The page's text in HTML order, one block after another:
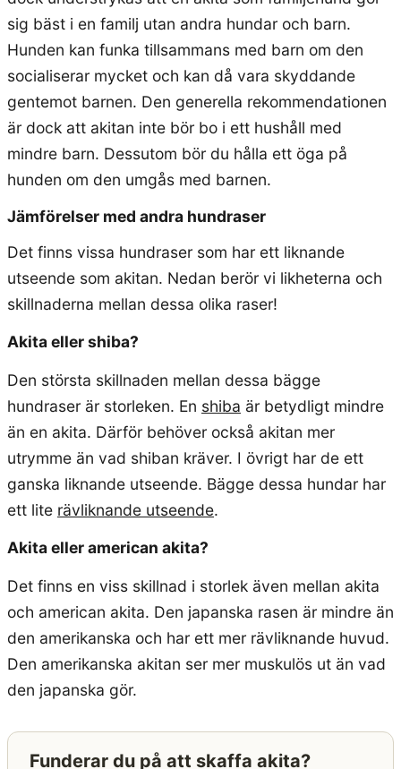
sig bäst i en familj utan andra hundar och barn.
Hunden kan funka tillsammans med barn om den
socialiserar mycket och kan då vara skyddande
gentemot barnen. Den generella rekommendationen
är dock att akitan inte bör bo i ett hushåll med
mindre barn. Dessutom bör du hålla ett öga på
hunden om den umgås med barnen.
Jämförelser med andra hundraser
Det finns vissa hundraser som har ett liknande
utseende som akitan. Nedan berör vi likheterna och
skillnaderna mellan dessa olika raser!
Akita eller shiba?
Den största skillnaden mellan dessa bägge
hundraser är storleken. En shiba är betydligt mindre
än en akita. Därför behöver också akitan mer
utrymme än vad shiban kräver. I övrigt har de ett
ganska liknande utseende. Bägge dessa hundar har
ett lite rävliknande utseende.
Akita eller american akita?
Det finns en viss skillnad i storlek även mellan akita
och american akita. Den japanska rasen är mindre än
den amerikanska och har ett mer rävliknande huvud.
Den amerikanska akitan ser mer muskulös ut än vad
den japanska gör.
Funderar du på att skaffa akita?